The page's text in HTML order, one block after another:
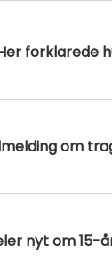
forklarede
om
nyt om 15-